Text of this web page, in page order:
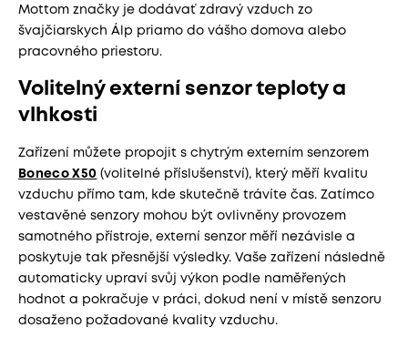
Mottom značky je dodávať zdravý vzduch zo
švajčiarskych Álp priamo do vášho domova alebo
pracovného priestoru.
Volitelný externí senzor teploty a
vlhkosti
Zařízení můžete propojit s chytrým externím senzorem
Boneco X50 (volitelné příslušenství), který měří kvalitu
vzduchu přímo tam, kde skutečně trávíte čas. Zatímco
vestavěné senzory mohou být ovlivněny provozem
samotného přístroje, externí senzor měří nezávisle a
poskytuje tak přesnější výsledky. Vaše zařízení následně
automaticky upraví svůj výkon podle naměřených
hodnot a pokračuje v práci, dokud není v místě senzoru
dosaženo požadované kvality vzduchu.